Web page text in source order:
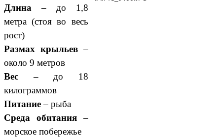
Длина – до 1,8
метра (стоя во весь
рост)
Размах крыльев–
около 9 метров
Вес – до 18
килограммов
Питание– рыба
Среда обитания–
морское побережье